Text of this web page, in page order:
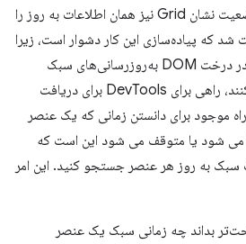
می‌شوند. ما می خواهیم وضعیت نشان Grid نیز همان اطلاعات به روز را
شد که پیاده‌سازی این کار دشوار است، زیرا
وقتی عناصر نشان‌داده‌شده در درخت DOM به‌روزرسانی‌های سبک
محاسبه‌شده را دریافت می‌کنند، راهی برای DevTools برای دریافت
موجود برای دانستن زمانی که یک عنصر
تبدیل به یک محفظه Grid می شود یا متوقف می شود این است که
سبک به روز هر عنصر جستجو کنید. این امر
بداند چه زمانی سبک یک عنصر